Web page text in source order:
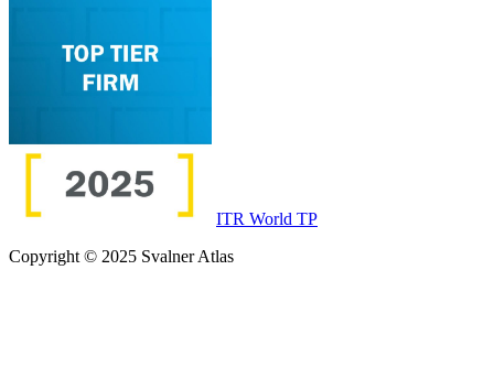
ITR World TP
Copyright © 2025 Svalner Atlas